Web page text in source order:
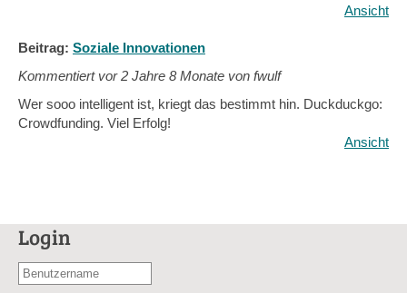
Ansicht
Beitrag: Soziale Innovationen
Kommentiert vor2 Jahre 8 Monate von fwulf
Wer sooo intelligent ist, kriegt das bestimmt hin. Duckduckgo:
Crowdfunding. Viel Erfolg!
Ansicht
Login
Benutzername